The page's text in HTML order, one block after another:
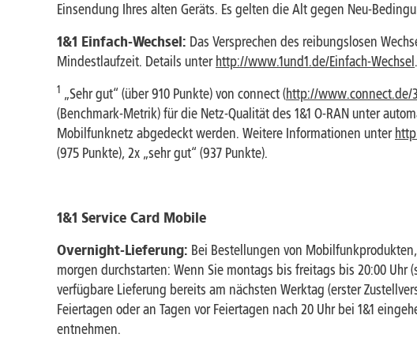
Einsendung Ihres alten Geräts. Es gelten die Alt gegen Neu-
1&1 Einfach-Wechsel: Das Versprechen des reibungslosen
Mindestlaufzeit. Details unter http://www.1und1.de/Einfach-Wechsel .
1 „Sehr gut“ (über 910 Punkte) von connect (http://www.connect.de/
(Benchmark-Metrik) für die Netz-Qualität des 1&1 O-RAN unter
Mobilfunknetz abgedeckt werden. Weitere Informationen unter
(975 Punkte), 2x „sehr gut“ (937 Punkte).
1&1 Service Card Mobile
Overnight-Lieferung: Bei Bestellungen von
morgen durchstarten: Wenn Sie montags bis freitags bis 20:00 Uhr
verfügbare Lieferung bereits am nächsten Werktag (erster
Feiertagen oder an Tagen vor Feiertagen nach 20 Uhr bei 1&1
entnehmen.